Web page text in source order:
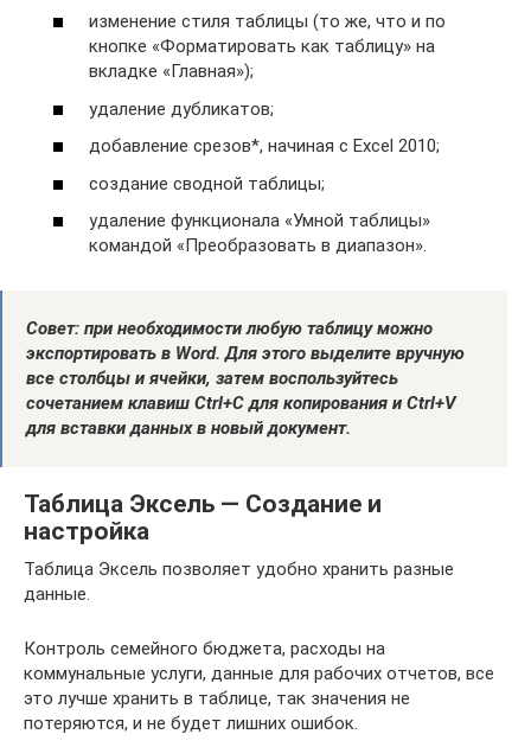
изменение стиля таблицы (то же, что и по
кнопке «Форматировать как таблицу» на
вкладке «Главная»);
удаление дубликатов;
добавление срезов*, начиная с Excel 2010;
создание сводной таблицы;
удаление функционала «Умной таблицы»
командой «Преобразовать в диапазон».
Совет: при необходимости любую таблицу можно
экспортировать в Word. Для этого выделите вручную
все столбцы и ячейки, затем воспользуйтесь
сочетанием клавиш Ctrl+C для копирования и Ctrl+V
для вставки данных в новый документ.
Таблица Эксель — Cоздание и
настройка
Таблица Эксель позволяет удобно хранить разные
данные.
Контроль семейного бюджета, расходы на
коммунальные услуги, данные для рабочих отчетов, все
это лучше хранить в таблице, так значения не
потеряются, и не будет лишних ошибок.